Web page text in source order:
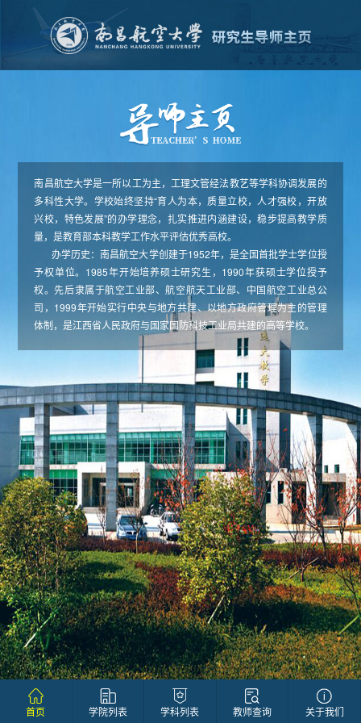
南昌航空大学是一所以工为主，工理文管经法教艺等学科协调发展的
多科性大学。学校始终坚持“育人为本，质量立校，人才强校，开放
兴校，特色发展”的办学理念，扎实推进内涵建设，稳步提高教学质
量，是教育部本科教学工作水平评估优秀高校。
办学历史：南昌航空大学创建于1952年，是全国首批学士学位授
予权单位。1985年开始培养硕士研究生，1990年获硕士学位授予
权。先后隶属于航空工业部、航空航天工业部、中国航空工业总公
司，1999年开始实行中央与地方共建、以地方政府管理为主的管理
体制，是江西省人民政府与国家国防科技工业局共建的高等学校。
首页 学院列表 学科列表 教师查询 关于我们